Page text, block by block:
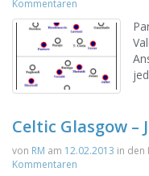
Kommentaren
Celtic Glasgow –
von RM am 12.02.2013 in den
Kommentaren